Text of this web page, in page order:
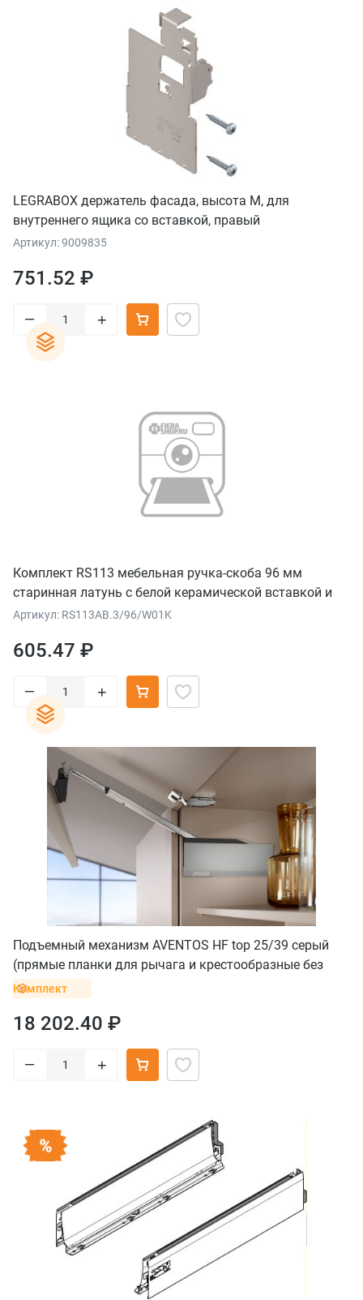
LEGRABOX держатель фасада, высота M, для
внутреннего ящика со вставкой, правый
Артикул: 9009835
751.52 ₽
– +
Комплект RS113 мебельная ручка-скоба 96 мм
старинная латунь с белой керамической вставкой и
узором цветы полевые
Артикул: RS113AB.3/96/W01K
605.47 ₽
– +
Подъемный механизм AVENTOS HF top 25/39 серый
(прямые планки для рычага и крестообразные без
винта для петель)
Комплект
18 202.40 ₽
– +